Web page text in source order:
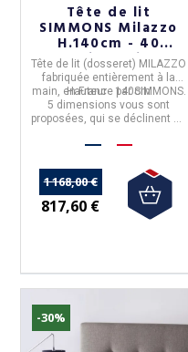
Tête de lit
SIMMONS Milazzo
H.140cm - 40
coloris 5 tailles
Tête de lit (dosseret) MILAZZO
fabriquée entièrement à la
main, enFrance parSIMMONS.
Hauteur : 140cm
5 dimensions vous sont
proposées, qui se déclinent en
1 168,00 €
817,60 €
-30%